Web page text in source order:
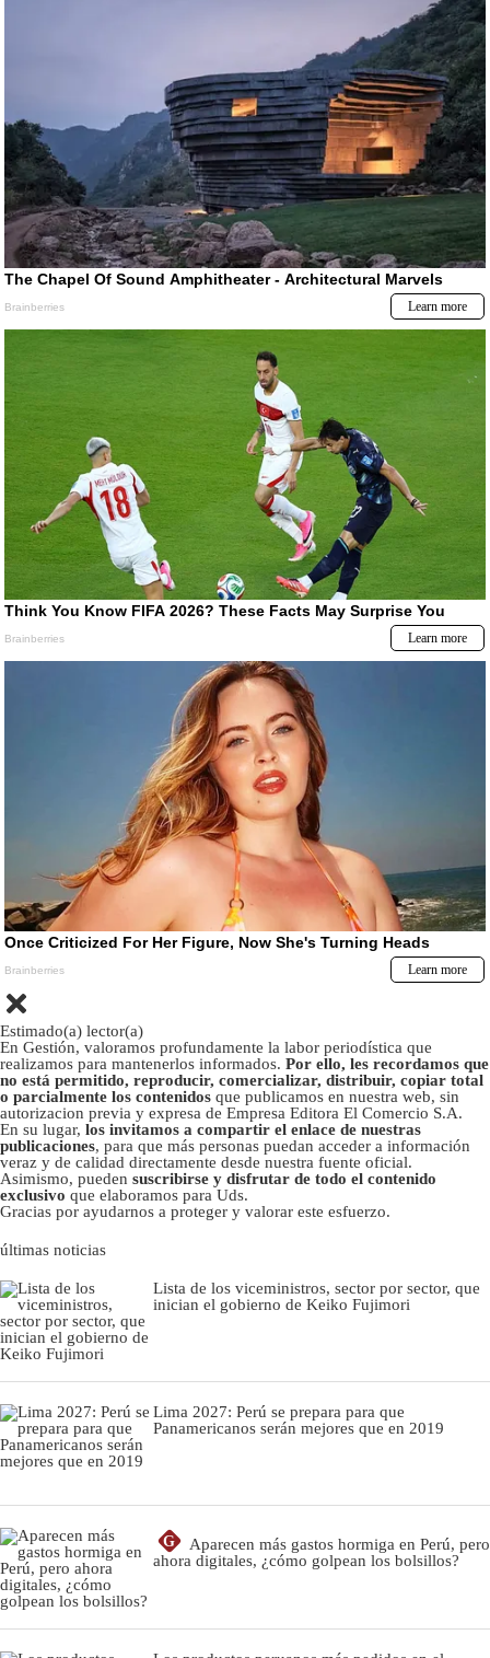
Estimado(a) lector(a)
En Gestión, valoramos profundamente la labor periodística que
realizamos para mantenerlos informados. Por ello, les recordamos que
no está permitido, reproducir, comercializar, distribuir, copiar total
o parcialmente los contenidos que publicamos en nuestra web, sin
autorizacion previa y expresa de Empresa Editora El Comercio S.A.
En su lugar, los invitamos a compartir el enlace de nuestras
publicaciones, para que más personas puedan acceder a información
veraz y de calidad directamente desde nuestra fuente oficial.
Asimismo, pueden suscribirse y disfrutar de todo el contenido
exclusivo que elaboramos para Uds.
Gracias por ayudarnos a proteger y valorar este esfuerzo.
últimas noticias
Lista de los viceministros, sector por sector, que
inician el gobierno de Keiko Fujimori
Lima 2027: Perú se prepara para que
Panamericanos serán mejores que en 2019
G
Aparecen más gastos hormiga en Perú, pero
ahora digitales, ¿cómo golpean los bolsillos?